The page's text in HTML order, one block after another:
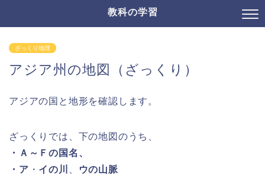
教科の学習
ざっくり地理
アジア州の地図（ざっくり）
アジアの国と地形を確認します。
ざっくりでは、下の地図のうち、
・Ａ～Ｆの国名、
・ア ・ イの川
ウの山脈